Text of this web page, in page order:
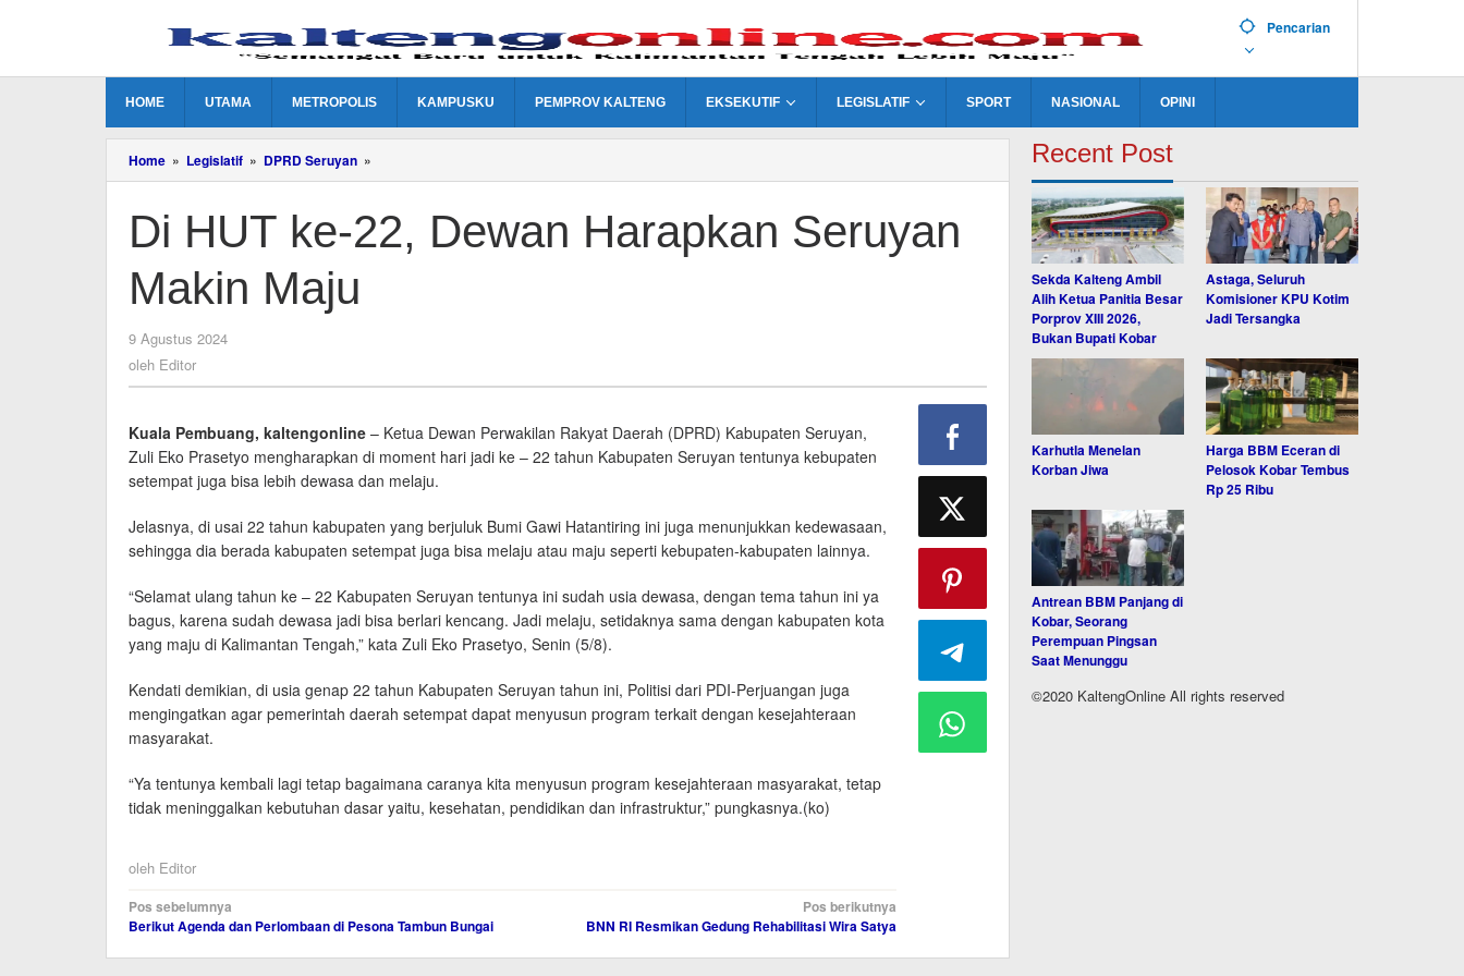
Pencarian
HOME UTAMA METROPOLIS KAMPUSKU PEMPROV KALTENG EKSEKUTIF LEGISLATIF SPORT NASIONAL OPINI
Home » Legislatif » DPRD Seruyan »
HUT
22,
Dewan
Harapkan
Di HUT ke-22, Dewan Harapkan Seruyan
Makin Maju
9 Agustus 2024
oleh Editor
Kuala Pembuang, kaltengonline – Ketua Dewan Perwakilan Rakyat Daerah (DPRD) Kabupaten Seruyan,
Zuli Eko Prasetyo mengharapkan di moment hari jadi ke – 22 tahun Kabupaten Seruyan tentunya kebupaten
setempat juga bisa lebih dewasa dan melaju.
Jelasnya, di usai 22 tahun kabupaten yang berjuluk Bumi Gawi Hatantiring ini juga menunjukkan kedewasaan,
sehingga dia berada kabupaten setempat juga bisa melaju atau maju seperti kebupaten-kabupaten lainnya.
“Selamat ulang tahun ke – 22 Kabupaten Seruyan tentunya ini sudah usia dewasa, dengan tema tahun ini ya
bagus, karena sudah dewasa jadi bisa berlari kencang. Jadi melaju, setidaknya sama dengan kabupaten kota
yang maju di Kalimantan Tengah,” kata Zuli Eko Prasetyo, Senin (5/8).
Kendati demikian, di usia genap 22 tahun Kabupaten Seruyan tahun ini, Politisi dari PDI-Perjuangan juga
mengingatkan agar pemerintah daerah setempat dapat menyusun program terkait dengan kesejahteraan
masyarakat.
“Ya tentunya kembali lagi tetap bagaimana caranya kita menyusun program kesejahteraan masyarakat, tetap
tidak meninggalkan kebutuhan dasar yaitu, kesehatan, pendidikan dan infrastruktur,” pungkasnya.(ko)
oleh Editor
Navigasi
pos
Pos sebelumnya
Berikut Agenda dan Perlombaan di Pesona Tambun Bungai
Pos berikutnya
BNN RI Resmikan Gedung Rehabilitasi Wira Satya
Recent Post
Sekda Kalteng Ambil
Alih Ketua Panitia Besar
Porprov XIII 2026,
Bukan Bupati Kobar
Astaga, Seluruh
Komisioner KPU Kotim
Jadi Tersangka
Karhutla Menelan
Korban Jiwa
Harga BBM Eceran di
Pelosok Kobar Tembus
Rp 25 Ribu
Antrean BBM Panjang di
Kobar, Seorang
Perempuan Pingsan
Saat Menunggu
©2020 KaltengOnline All rights reserved